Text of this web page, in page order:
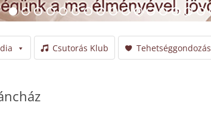
Csutorás Klub Tehetséggondozás